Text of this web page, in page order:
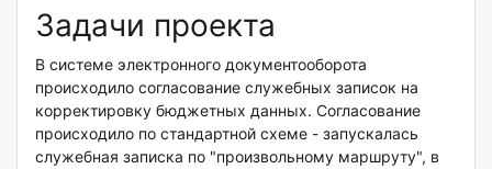
Задачи проекта
В системе электронного документооборота
происходило согласование служебных записок на
корректировку бюджетных данных. Согласование
происходило по стандартной схеме - запускалась
служебная записка по "произвольному маршруту", в